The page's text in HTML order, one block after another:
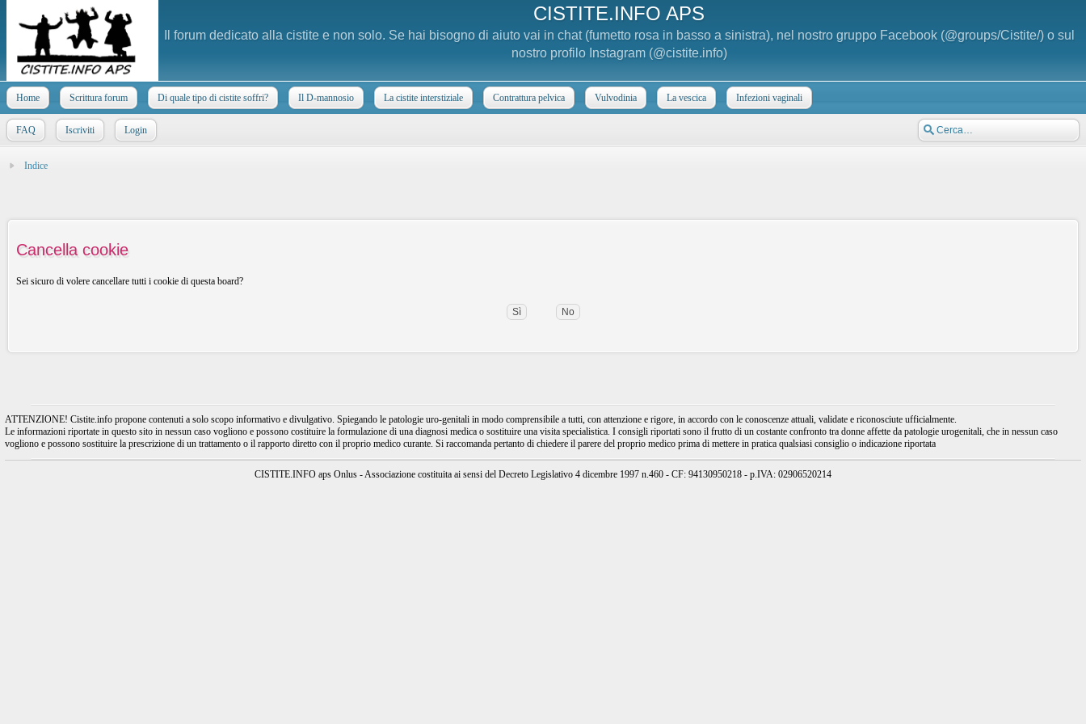
CISTITE.INFO APS
Il forum dedicato alla cistite e non solo. Se hai bisogno di aiuto vai in chat (fumetto rosa in basso a sinistra), nel nostro gruppo Facebook (@groups/Cistite/) o sul
nostro profilo Instagram (@cistite.info)
Home Scrittura forum Di quale tipo di cistite soffri? Il D-mannosio La cistite interstiziale Contrattura pelvica Vulvodinia La vescica Infezioni vaginali
FAQ Iscriviti Login
Indice
Cancella cookie
Sei sicuro di volere cancellare tutti i cookie di questa board?
ATTENZIONE! Cistite.info propone contenuti a solo scopo informativo e divulgativo. Spiegando le patologie uro-genitali in modo comprensibile a tutti, con attenzione e rigore, in accordo con le conoscenze attuali, validate e riconosciute ufficialmente.
Le informazioni riportate in questo sito in nessun caso vogliono e possono costituire la formulazione di una diagnosi medica o sostituire una visita specialistica. I consigli riportati sono il frutto di un costante confronto tra donne affette da patologie urogenitali, che in nessun caso
vogliono e possono sostituire la prescrizione di un trattamento o il rapporto diretto con il proprio medico curante. Si raccomanda pertanto di chiedere il parere del proprio medico prima di mettere in pratica qualsiasi consiglio o indicazione riportata
CISTITE.INFO aps Onlus - Associazione costituita ai sensi del Decreto Legislativo 4 dicembre 1997 n.460 - CF: 94130950218 - p.IVA: 02906520214